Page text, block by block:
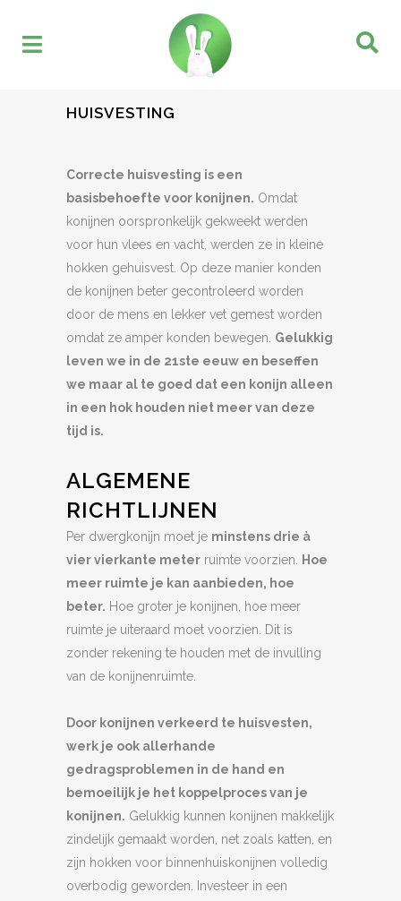
HUISVESTING
Correcte huisvesting is een
basisbehoefte voor konijnen. Omdat
konijnen oorspronkelijk gekweekt werden
voor hun vlees en vacht, werden ze in kleine
hokken gehuisvest. Op deze manier konden
de konijnen beter gecontroleerd worden
door de mens en lekker vet gemest worden
omdat ze amper konden bewegen. Gelukkig
leven we in de 21ste eeuw en beseffen
we maar al te goed dat een konijn alleen
in een hok houden niet meer van deze
tijd is.
ALGEMENE
RICHTLIJNEN
Per dwergkonijn moet je minstens drie à
vier vierkante meter ruimte voorzien.
Hoe
meer ruimte je kan aanbieden, hoe
beter. Hoe groter je konijnen, hoe meer
ruimte je uiteraard moet voorzien. Dit is
zonder rekening te houden met de invulling
van de konijnenruimte.
Door konijnen verkeerd te huisvesten,
werk je ook allerhande
gedragsproblemen in de hand en
bemoeilijk je het koppelproces van je
konijnen. Gelukkig kunnen konijnen makkelijk
zindelijk gemaakt worden, net zoals katten, en
zijn hokken voor binnenhuiskonijnen volledig
overbodig geworden. Investeer in een